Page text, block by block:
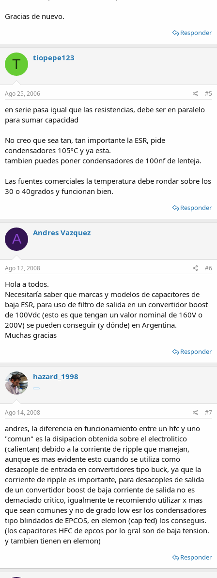
Gracias de nuevo.
Responder
T tiopepe123
Ago 25, 2006 #5
en serie pasa igual que las resistencias, debe ser en paralelo
para sumar capacidad
No creo que sea tan, tan importante la ESR, pide
condensadores 105ºC y ya esta.
tambien puedes poner condensadores de 100nf de lenteja.
Las fuentes comerciales la temperatura debe rondar sobre los
30 o 40grados y funcionan bien.
Responder
A Andres Vazquez
Ago 12, 2008 #6
Hola a todos.
Necesitaría saber que marcas y modelos de capacitores de
baja ESR, para uso de filtro de salida en un convertidor boost
de 100Vdc (esto es que tengan un valor nominal de 160V o
200V) se pueden conseguir (y dónde) en Argentina.
Muchas gracias
Responder
hazard_1998
Ago 14, 2008 #7
andres, la diferencia en funcionamiento entre un hfc y uno
"comun" es la disipacion obtenida sobre el electrolitico
(calientan) debido a la corriente de ripple que manejan,
aunque es mas evidente esto cuando se utiliza como
desacople de entrada en convertidores tipo buck, ya que la
corriente de ripple es importante, para desacoples de salida
de un convertidor boost de baja corriente de salida no es
demaciado critico, igualmente te recomiendo utilizar x mas
que sean comunes y no de grado low esr los condensadores
tipo blindados de EPCOS, en elemon (cap fed) los conseguis.
(los capacitores HFC de epcos por lo gral son de baja tension.
y tambien tienen en elemon)
Responder